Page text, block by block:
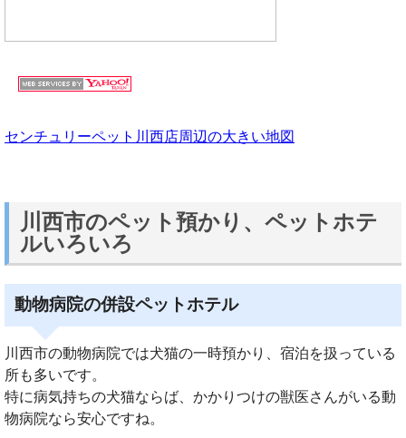
センチュリーペット川西店周辺の大きい地図
川西市のペット預かり、ペットホテ
ルいろいろ
動物病院の併設ペットホテル
川西市の動物病院では犬猫の一時預かり、宿泊を扱っている
所も多いです。
特に病気持ちの犬猫ならば、かかりつけの獣医さんがいる動
物病院なら安心ですね。